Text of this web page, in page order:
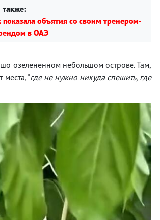
также:
показала объятия со своим тренером-
в ОАЭ
озелененном небольшом острове. Там,
места, "где не нужно никуда спешить, где